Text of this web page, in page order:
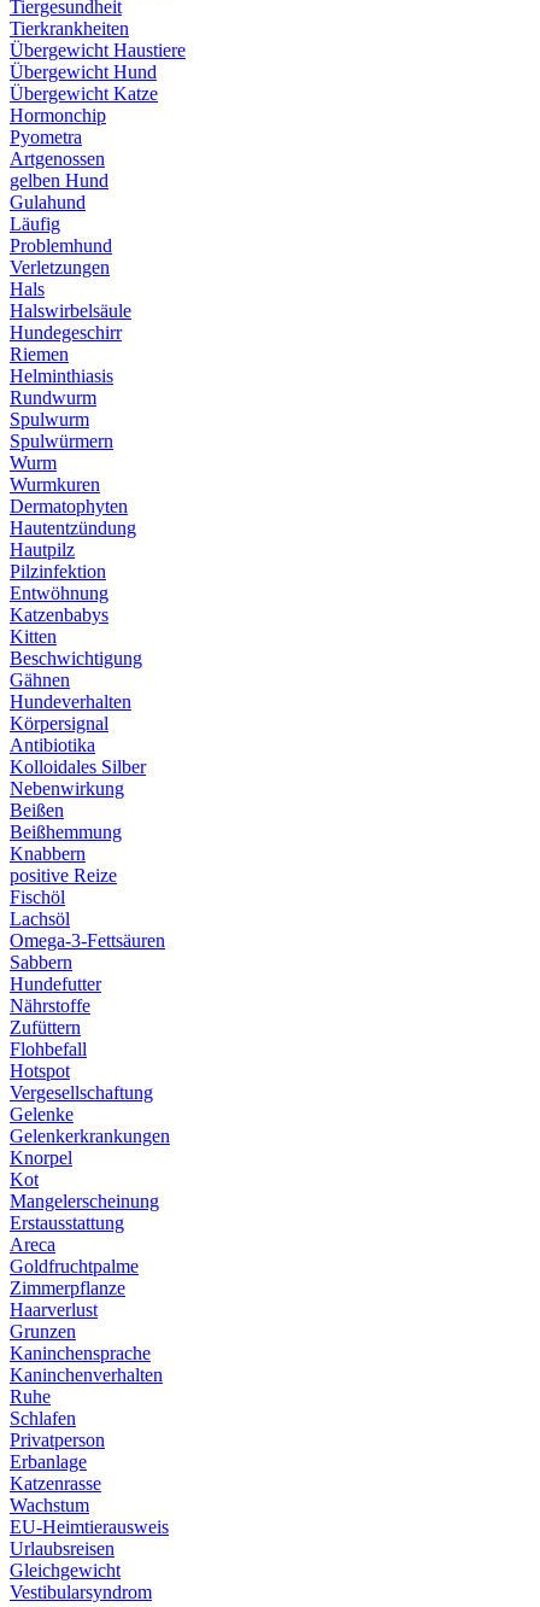
Tiergesundheit
Tierkrankheiten
Übergewicht Haustiere
Übergewicht Hund
Übergewicht Katze
Hormonchip
Pyometra
Artgenossen
gelben Hund
Gulahund
Läufig
Problemhund
Verletzungen
Hals
Halswirbelsäule
Hundegeschirr
Riemen
Helminthiasis
Rundwurm
Spulwurm
Spulwürmern
Wurm
Wurmkuren
Dermatophyten
Hautentzündung
Hautpilz
Pilzinfektion
Entwöhnung
Katzenbabys
Kitten
Beschwichtigung
Gähnen
Hundeverhalten
Körpersignal
Antibiotika
Kolloidales Silber
Nebenwirkung
Beißen
Beißhemmung
Knabbern
positive Reize
Fischöl
Lachsöl
Omega-3-Fettsäuren
Sabbern
Hundefutter
Nährstoffe
Zufüttern
Flohbefall
Hotspot
Vergesellschaftung
Gelenke
Gelenkerkrankungen
Knorpel
Kot
Mangelerscheinung
Erstausstattung
Areca
Goldfruchtpalme
Zimmerpflanze
Haarverlust
Grunzen
Kaninchensprache
Kaninchenverhalten
Ruhe
Schlafen
Privatperson
Erbanlage
Katzenrasse
Wachstum
EU-Heimtierausweis
Urlaubsreisen
Gleichgewicht
Vestibularsyndrom